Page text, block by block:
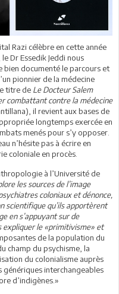
Razi célèbre en cette année
Dr Essedik Jeddi nous
bien documenté le parcours et
pionnier de la médecine
titre de Le Docteur Salem
combattant contre la médecine
il revient aux bases de
longtemps exercée en
menés pour s’y opposer.
n’hésite pas à écrire en
coloniale en procès.
à l’Université de
les sources de l’image
coloniaux et dénonce,
scientifique qu’ils apportèrent
en s’appuyant sur de
expliquer le «primitivisme» et
de la population du
champ du psychisme, la
du colonialisme auprès
génériques interchangeables
d’indigènes.»